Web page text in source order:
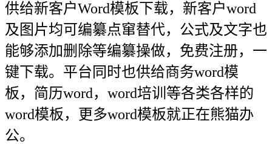
供给新客户Word模板下载，新客户word
及图片均可编纂点窜替代，公式及文字也
能够添加删除等编纂操做，免费注册，一
键下载。平台同时也供给商务word模
板，简历word，word培训等各类各样的
word模板，更多word模板就正在熊猫办
公。